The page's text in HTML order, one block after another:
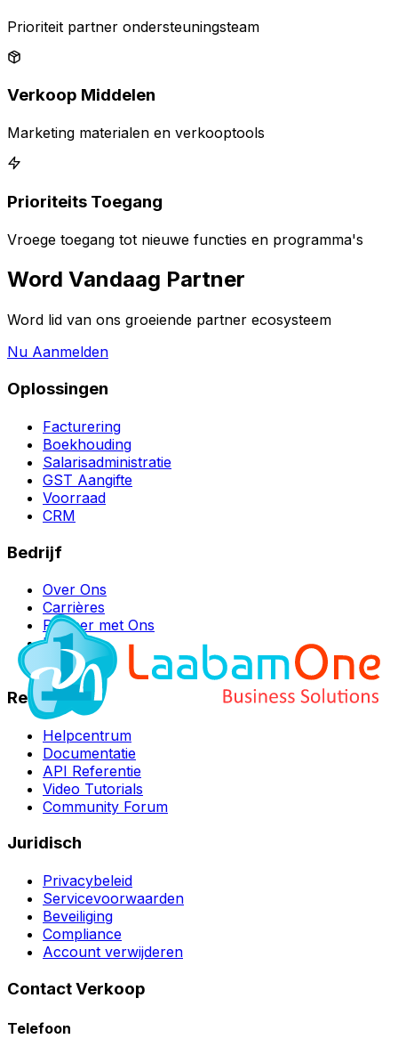
Prioriteit partner ondersteuningsteam
Verkoop Middelen
Marketing materialen en verkooptools
Prioriteits Toegang
Vroege toegang tot nieuwe functies en programma's
Word Vandaag Partner
Word lid van ons groeiende partner ecosysteem
Nu Aanmelden
Oplossingen
Facturering
Boekhouding
Salarisadministratie
GST Aangifte
Voorraad
CRM
Bedrijf
Over Ons
Carrières
Partner met Ons
Blog
Contact
Resources
Helpcentrum
Documentatie
API Referentie
Video Tutorials
Community Forum
Juridisch
Privacybeleid
Servicevoorwaarden
Beveiliging
Compliance
Account verwijderen
Contact Verkoop
Telefoon